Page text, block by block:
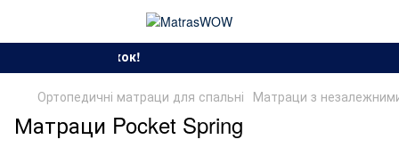
Ортопедичні матраци для спальні Матраци з
Матраци Pocket Spring